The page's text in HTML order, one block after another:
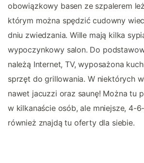
obowiązkowy basen ze szpalerem
którym można spędzić cudowny
dniu zwiedzania. Wille mają kilka
wypoczynkowy salon. Do
należą Internet, TV, wyposażona
sprzęt do grillowania. W niektórych
nawet jacuzzi oraz saunę! Można tu
w kilkanaście osób, ale mniejsze, 4-
również znajdą tu oferty dla siebie.